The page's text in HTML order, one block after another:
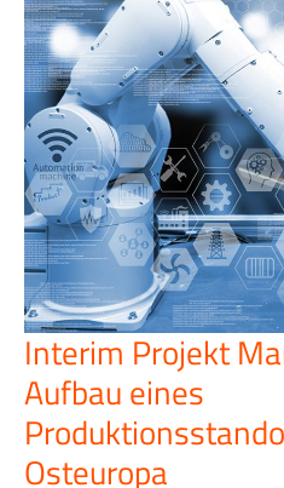
Interim Projekt
Aufbau eines
Osteuropa
Interim
Projekt
Manager/
COO
–
Aufbau